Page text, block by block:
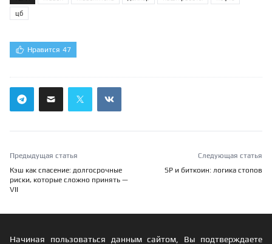
цб
Нравится 47
Предыдущая статья
Кэш как спасение: долгосрочные
риски, которые сложно принять —
VII
Следующая статья
SP и биткоин: логика стопов
Начиная пользоваться данным сайтом, Вы подтверждаете